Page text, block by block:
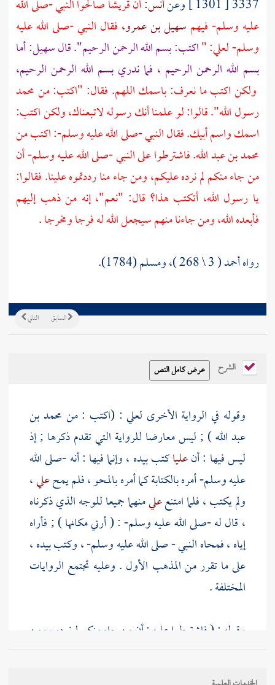
3337 [ 1301 ] وعن أنس:أنقريشاصالحوا النبي -صلى الله
عليه وسلم- فيهم سهيل بن عمرو، فقال النبي -صلى الله عليه
وسلم-لعلي: "اكتب: بسم الله الرحمن الرحيم". قالسهيل:أما
بسم الله الرحمن الرحيم ، فما ندري بسم الله الرحمن الرحيم،
ولكن اكتب ما نعرف: باسمك اللهم. فقال: "اكتب: من محمد
رسول الله". قالوا: لو علمنا أنك رسوله لاتبعناك، ولكن اكتب:
اسمك واسم أبيك. فقال النبي -صلى الله عليه وسلم-: اكتب من
محمد بن عبد الله. فاشترطوا على النبي -صلى الله عليه وسلم- أن
من جاء منكم لم نرده عليكم، ومن جاء منا رددتموه علينا. فقالوا:
يا رسول الله، أتكتب هذا؟ قال: "نعم"، إنه من ذهب إليهم
فأبعده الله، ومن جاءنا منهم سيجعل الله له فرجا ومخرجا .
رواه أحمد ( 3 \ 268 )، ومسلم (1784).
التالي السابق
الشرح
وقوله في الرواية الأخرى لعلي : (اكتب : من محمد بن
عبد الله) ; ليس معارضا للرواية التي تقدم ذكرها ; إذ
ليس فيها : أنعلياكتب بيده ، وإنما فيها : أنه -صلى الله
عليه وسلم- أمره بالكتابة كما أمره بالمحو ، فلم يمحعلي،
ولم يكتب ، فلما امتنععليمنهما جميعا للوجه الذي ذكرناه
، قال له -صلى الله عليه وسلم- : ( أرني مكانها ) ; فأراه
إياه ، فمحاه النبي - صلى الله عليه وسلم- ، وكتب بيده ،
على ما تقرر من المذهب الأول . وعليه تجتمع الروايات
المختلفة .
وقوله : ( فاشترطوا عليه : أن من جاء منكم لم نرده ، ومن
جاء منا رددتموه علينا ) ; لا خلاف بين الرواة والمتأولين :
أن الرجال داخلون في هذا اللفظ العام ، واختلفوا : هل